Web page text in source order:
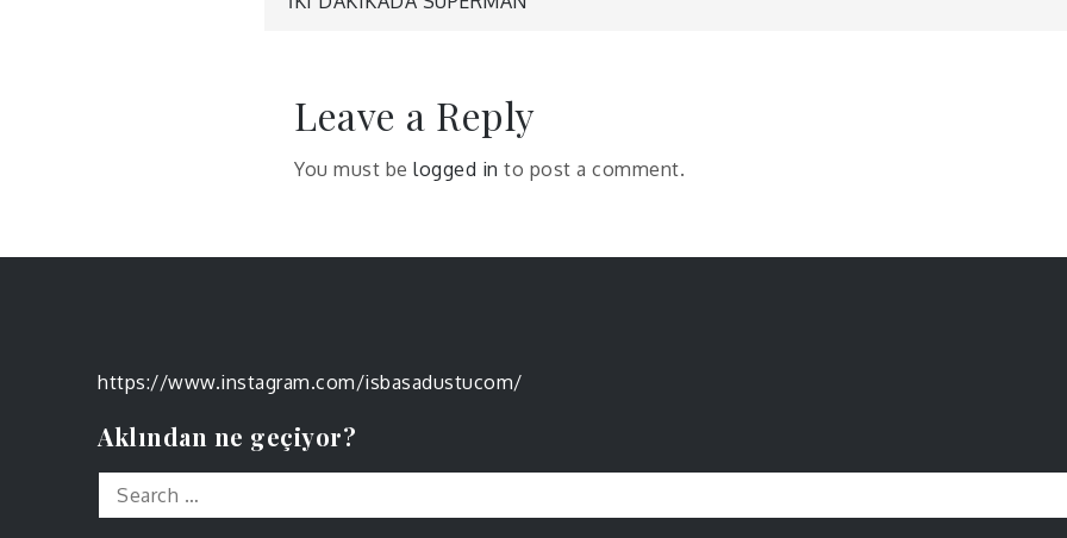
Post
Leave a Reply
You must be logged in to post a comment.
https://www.instagram.com/isbasadustucom/
Aklından ne geçiyor?
Search
for: